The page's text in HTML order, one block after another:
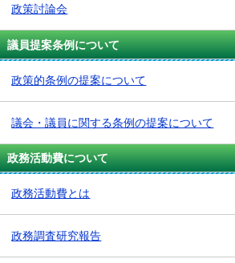
政策討論会
議員提案条例について
政策的条例の提案について
議会・議員に関する条例の提案について
政務活動費について
政務活動費とは
政務調査研究報告